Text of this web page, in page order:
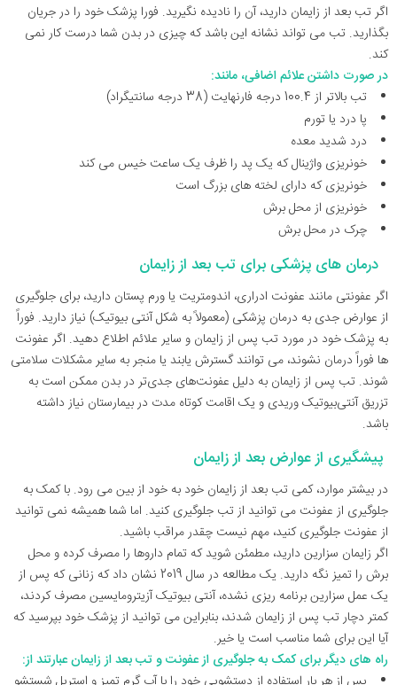
اگر تب بعد از زایمان دارید، آن را نادیده نگیرید. فورا پزشک خود را در جریان
بگذارید. تب می تواند نشانه این باشد که چیزی در بدن شما درست کار نمی
کند.
در صورت داشتن علائم اضافی، مانند:
تب بالاتر از 100.4 درجه فارنهایت (38 درجه سانتیگراد)
پا درد یا تورم
درد شدید معده
خونریزی واژینال که یک پد را ظرف یک ساعت خیس می کند
خونریزی که دارای لخته های بزرگ است
خونریزی از محل برش
چرک در محل برش
درمان های پزشکی برای تب بعد از زایمان
اگر عفونتی مانند عفونت ادراری، اندومتریت یا ورم پستان دارید، برای جلوگیری
از عوارض جدی به درمان پزشکی (معمولاً به شکل آنتی بیوتیک) نیاز دارید. فوراً
به پزشک خود در مورد تب پس از زایمان و سایر علائم اطلاع دهید. اگر عفونت
ها فوراً درمان نشوند، می توانند گسترش یابند یا منجر به سایر مشکلات سلامتی
شوند. تب پس از زایمان به دلیل عفونت‌های جدی‌تر در بدن ممکن است به
تزریق آنتی‌بیوتیک وریدی و یک اقامت کوتاه مدت در بیمارستان نیاز داشته
باشد.
پیشگیری از عوارض بعد از زایمان
در بیشتر موارد، کمی تب بعد از زایمان خود به خود از بین می رود. با کمک به
جلوگیری از عفونت می توانید از تب جلوگیری کنید. اما شما همیشه نمی توانید
از عفونت جلوگیری کنید، مهم نیست چقدر مراقب باشید.
اگر زایمان سزارین دارید، مطمئن شوید که تمام داروها را مصرف کرده و محل
برش را تمیز نگه دارید. یک مطالعه در سال 2019 نشان داد که زنانی که پس از
یک عمل سزارین برنامه ریزی نشده، آنتی بیوتیک آزیترومایسین مصرف کردند،
کمتر دچار تب پس از زایمان شدند، بنابراین می توانید از پزشک خود بپرسید که
آیا این برای شما مناسب است یا خیر.
راه های دیگر برای کمک به جلوگیری از عفونت و تب بعد از زایمان عبارتند از: